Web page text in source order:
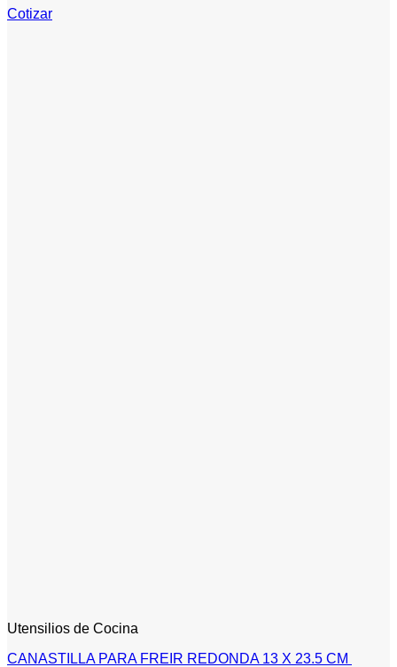
Cotizar
Utensilios de Cocina
CANASTILLA PARA FREIR REDONDA 13 X 23.5 CM